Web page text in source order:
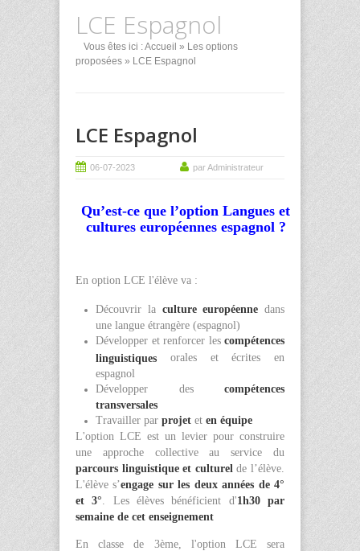
LCE Espagnol
Vous êtes ici :Accueil » Les options
proposées » LCE Espagnol
LCE Espagnol
06-07-2023 par Administrateur
Qu’est-ce que l’option Langues et
cultures européennes espagnol ?
En option LCE l'élève va :
Découvrir la culture européenne dans
une langue étrangère (espagnol)
Développer et renforcer lescompétences
linguistiques orales et écrites en
espagnol
Développer des compétences
transversales
Travailler par projet et en équipe
L'option LCE est un levier pour construire
une approche collective au service du
parcours linguistique et culturel de l’élève.
L'élève s’engage sur les deux années de 4°
et 3° . Les élèves bénéficient d'1h30 par
semaine de cet enseignement
En classe de 3ème, l'option LCE sera